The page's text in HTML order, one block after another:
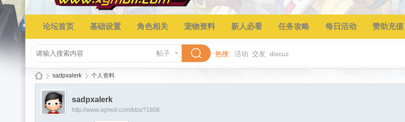
论坛首页 基础设置 角色相关 宠物资料 新人必看 任务攻略 每日活动 赞助充值
帖子 热搜: 活动 交友 discuz
›
sadpxalerk 个人资料
sadpxalerk
http://www.xgmoli.com/bbs/?1808